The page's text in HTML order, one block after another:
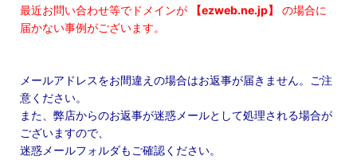
最近お問い合わせ等でドメインが
【ezweb.ne.jp】
の場合に
届かない事例がございます。
メールアドレスをお間違えの場合はお返事が届きません。ご注
意ください。
また、弊店からのお返事が迷惑メールとして処理される場合が
ございますので、
迷惑メールフォルダもご確認ください。